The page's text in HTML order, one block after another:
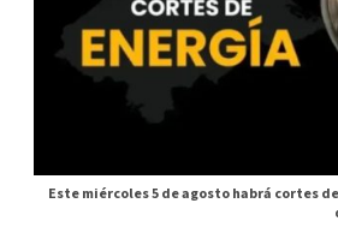
Este miércoles 5 de agosto habrá cortes